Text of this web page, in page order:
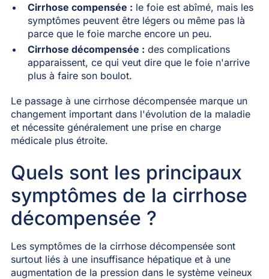
Cirrhose compensée : le foie est abîmé, mais les
symptômes peuvent être légers ou même pas là
parce que le foie marche encore un peu.
Cirrhose décompensée : des complications
apparaissent, ce qui veut dire que le foie n'arrive
plus à faire son boulot.
Le passage à une cirrhose décompensée marque un
changement important dans l'évolution de la maladie
et nécessite généralement une prise en charge
médicale plus étroite.
Quels sont les principaux
symptômes de la cirrhose
décompensée ?
Les symptômes de la cirrhose décompensée sont
surtout liés à une insuffisance hépatique et à une
augmentation de la pression dans le système veineux